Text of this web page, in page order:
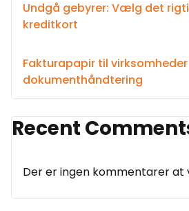
Undgå gebyrer: Vælg det
kreditkort
Fakturapapir til
dokumenthåndtering
Recent
Der er ingen kommentarer at